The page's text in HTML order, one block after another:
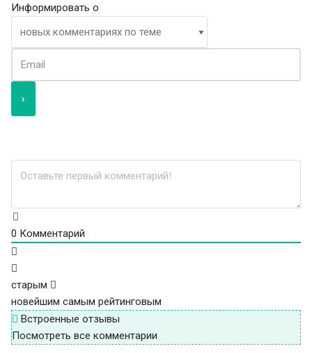
Информировать о
0 Комментарий
старым
новейшим самым рейтинговым
Встроенные отзывы
Посмотреть все комментарии